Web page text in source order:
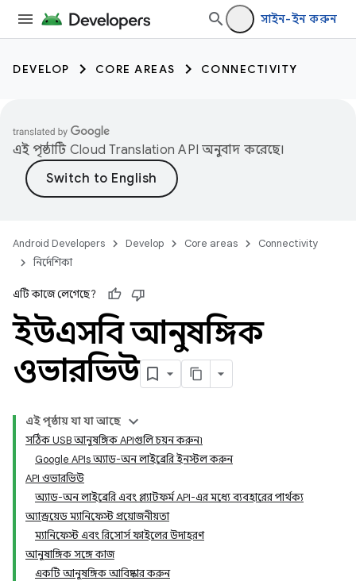
সাইন-ইন করুন
DEVELOP CORE AREAS CONNECTIVITY
এই পৃষ্ঠাটি Cloud Translation API অনুবাদ করেছে।
Android Developers Develop Core areas
Connectivity
নির্দেশিকা
এটি কাজে লেগেছে?
ইউএসবি আনুষঙ্গিক
ওভারভিউ
এই পৃষ্ঠায় যা যা আছে
সঠিক USB আনুষঙ্গিক APIগুলি চয়ন করুন৷
Google APIs অ্যাড-অন লাইব্রেরি ইনস্টল করুন
API ওভারভিউ
অ্যাড-অন লাইব্রেরি এবং প্ল্যাটফর্ম API-এর মধ্যে ব্যবহারের পার্থক্য
অ্যান্ড্রয়েড ম্যানিফেস্ট প্রয়োজনীয়তা
ম্যানিফেস্ট এবং রিসোর্স ফাইলের উদাহরণ
আনুষাঙ্গিক সঙ্গে কাজ
একটি আনুষঙ্গিক আবিষ্কার করুন